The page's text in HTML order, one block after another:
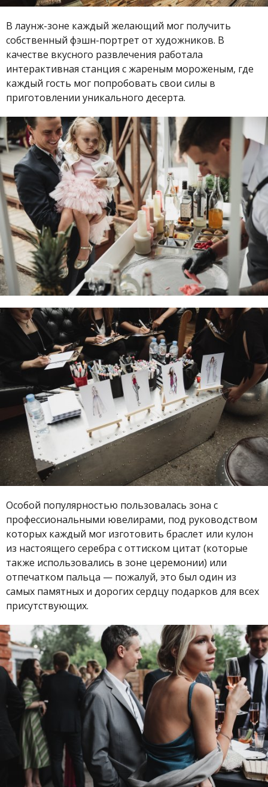
В лаунж-зоне каждый желающий мог получить
собственный фэшн-портрет от художников. В
качестве вкусного развлечения работала
интерактивная станция с жареным мороженым, где
каждый гость мог попробовать свои силы в
приготовлении уникального десерта.
Особой популярностью пользовалась зона с
профессиональными ювелирами, под руководством
которых каждый мог изготовить браслет или кулон
из настоящего серебра с оттиском цитат (которые
также использовались в зоне церемонии) или
отпечатком пальца — пожалуй, это был один из
самых памятных и дорогих сердцу подарков для всех
присутствующих.